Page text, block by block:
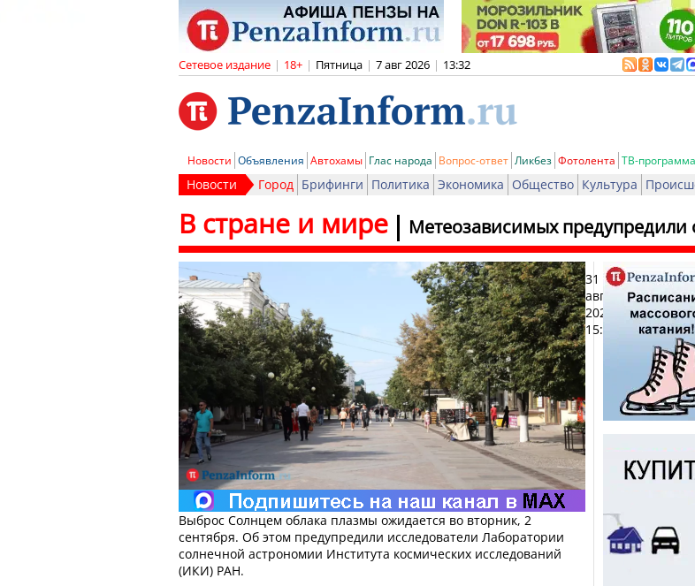
Сетевое издание | 18+ | Пятница | 7 авг 2026 | 13:32
Новости Объявления Автохамы Глас народа Вопрос-ответ Ликбез Фотолента ТВ-программа
Новости Город Брифинги Политика Экономика Общество Культура
Метеозависимых
В стране и мире
31
августа
2025,
15:07
Выброс Солнцем облака плазмы ожидается во вторник, 2
сентября. Об этом предупредили исследователи Лаборатории
солнечной астрономии Института космических исследований
(ИКИ) РАН.